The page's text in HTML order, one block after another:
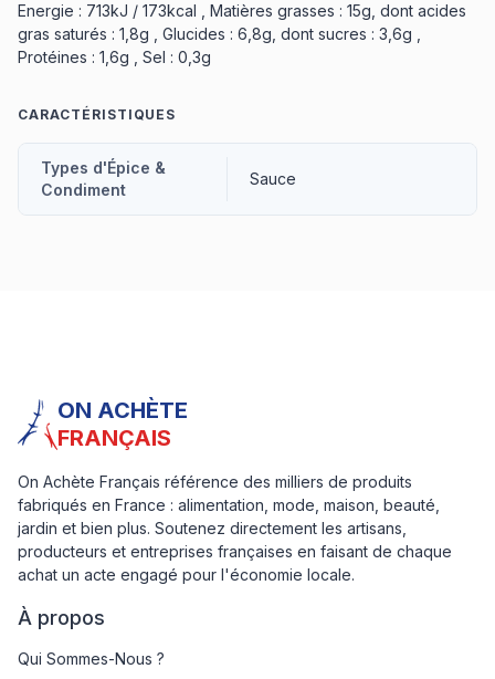
Energie : 713kJ / 173kcal , Matières grasses : 15g, dont acides
gras saturés : 1,8g , Glucides : 6,8g, dont sucres : 3,6g ,
Protéines : 1,6g , Sel : 0,3g
CARACTÉRISTIQUES
Types d'Épice &
Condiment
Sauce
ON ACHÈTE
FRANÇAIS
On Achète Français référence des milliers de produits
fabriqués en France : alimentation, mode, maison, beauté,
jardin et bien plus. Soutenez directement les artisans,
producteurs et entreprises françaises en faisant de chaque
achat un acte engagé pour l'économie locale.
À propos
Qui Sommes-Nous ?